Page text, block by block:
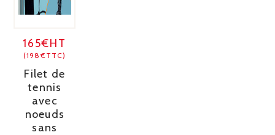
165€HT
(198€TTC)
Filet de
tennis
avec
noeuds
sans